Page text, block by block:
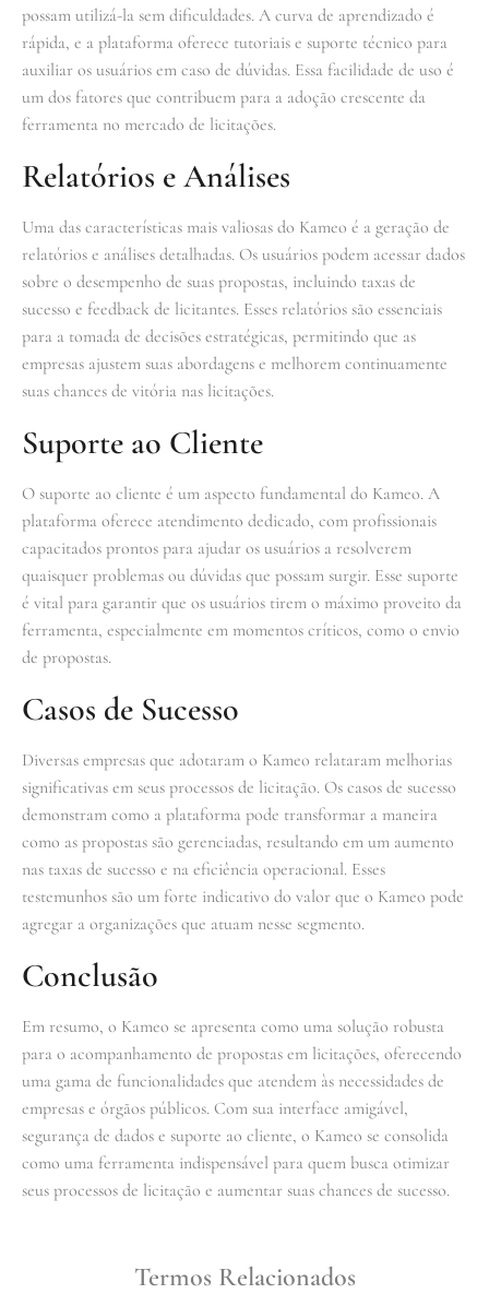
possam utilizá-la sem dificuldades. A curva de aprendizado é
rápida, e a plataforma oferece tutoriais e suporte técnico para
auxiliar os usuários em caso de dúvidas. Essa facilidade de uso é
um dos fatores que contribuem para a adoção crescente da
ferramenta no mercado de licitações.
Relatórios e Análises
Uma das características mais valiosas do Kameo é a geração de
relatórios e análises detalhadas. Os usuários podem acessar dados
sobre o desempenho de suas propostas, incluindo taxas de
sucesso e feedback de licitantes. Esses relatórios são essenciais
para a tomada de decisões estratégicas, permitindo que as
empresas ajustem suas abordagens e melhorem continuamente
suas chances de vitória nas licitações.
Suporte ao Cliente
O suporte ao cliente é um aspecto fundamental do Kameo. A
plataforma oferece atendimento dedicado, com profissionais
capacitados prontos para ajudar os usuários a resolverem
quaisquer problemas ou dúvidas que possam surgir. Esse suporte
é vital para garantir que os usuários tirem o máximo proveito da
ferramenta, especialmente em momentos críticos, como o envio
de propostas.
Casos de Sucesso
Diversas empresas que adotaram o Kameo relataram melhorias
significativas em seus processos de licitação. Os casos de sucesso
demonstram como a plataforma pode transformar a maneira
como as propostas são gerenciadas, resultando em um aumento
nas taxas de sucesso e na eficiência operacional. Esses
testemunhos são um forte indicativo do valor que o Kameo pode
agregar a organizações que atuam nesse segmento.
Conclusão
Em resumo, o Kameo se apresenta como uma solução robusta
para o acompanhamento de propostas em licitações, oferecendo
uma gama de funcionalidades que atendem às necessidades de
empresas e órgãos públicos. Com sua interface amigável,
segurança de dados e suporte ao cliente, o Kameo se consolida
como uma ferramenta indispensável para quem busca otimizar
seus processos de licitação e aumentar suas chances de sucesso.
Termos Relacionados